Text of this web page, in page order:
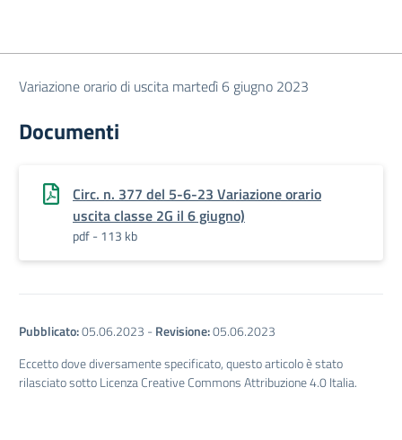
Variazione orario di uscita martedì 6 giugno 2023
Documenti
Circ. n. 377 del 5-6-23 Variazione orario
uscita classe 2G il 6 giugno)
pdf - 113 kb
Pubblicato:05.06.2023 -Revisione:05.06.2023
Eccetto dove diversamente specificato, questo articolo è stato
rilasciato sotto Licenza Creative Commons Attribuzione 4.0 Italia.